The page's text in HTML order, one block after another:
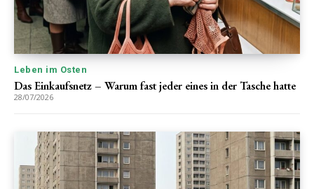
Leben im Osten
Das Einkaufsnetz – Warum fast jeder eines in der Tasche hatte
28/07/2026